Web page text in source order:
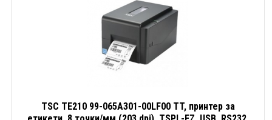
TSC TE210 99-065A301-00LF00 TT, принтер за